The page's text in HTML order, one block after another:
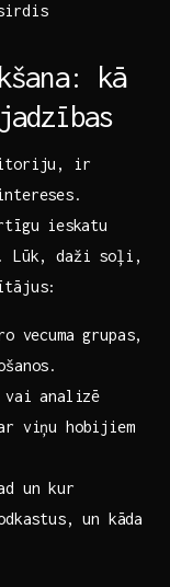
kā
ir
⁤ieskatu
Lūk, daži soļi,
vecuma grupas,
vai ‍analizē
​viņu hobijiem
un kur
un kāda